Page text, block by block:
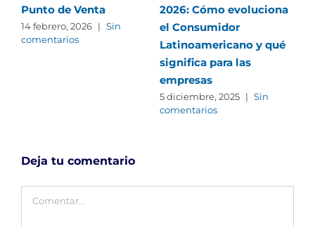
Punto de Venta
14 febrero, 2026 | Sin
comentarios
2026: Cómo evoluciona
el Consumidor
Latinoamericano y qué
significa para las
empresas
5 diciembre, 2025 | Sin
comentarios
Deja tu comentario
Comentar